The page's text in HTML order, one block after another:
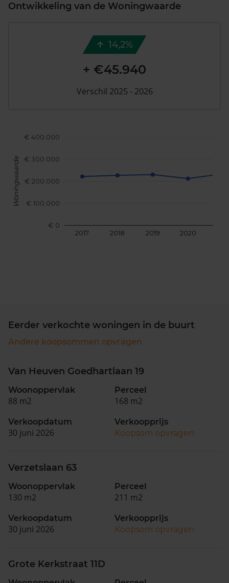
Ontwikkeling van de Woningwaarde
2017 2018 2019 2020
€ 0
€ 100.000
€ 200.000
€ 300.000
€ 400.000
Woningwaarde
14,2%
+ €45.940
Verschil 2025 - 2026
Eerder verkochte woningen in de buurt
Andere koopsommen opvragen
Van Heuven Goedhartlaan 19
Woonoppervlak
88 m2
Perceel
168 m2
Verkoopdatum
30 juni 2026
Verkoopprijs
Koopsom opvragen
Verzetslaan 63
Woonoppervlak
130 m2
Perceel
211 m2
Verkoopdatum
30 juni 2026
Verkoopprijs
Koopsom opvragen
Grote Kerkstraat 11D